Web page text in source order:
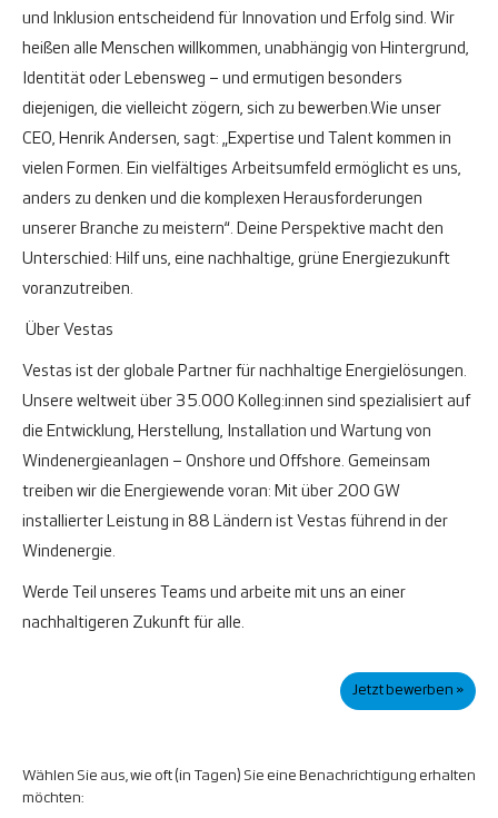
und Inklusion entscheidend für Innovation und Erfolg sind. Wir
heißen alle Menschen willkommen, unabhängig von Hintergrund,
Identität oder Lebensweg – und ermutigen besonders
diejenigen, die vielleicht zögern, sich zu bewerben.Wie unser
CEO, Henrik Andersen, sagt: „Expertise und Talent kommen in
vielen Formen. Ein vielfältiges Arbeitsumfeld ermöglicht es uns,
anders zu denken und die komplexen Herausforderungen
unserer Branche zu meistern“. Deine Perspektive macht den
Unterschied: Hilf uns, eine nachhaltige, grüne Energiezukunft
voranzutreiben.
Über Vestas
Vestas ist der globale Partner für nachhaltige Energielösungen.
Unsere weltweit über 35.000 Kolleg:innen sind spezialisiert auf
die Entwicklung, Herstellung, Installation und Wartung von
Windenergieanlagen – Onshore und Offshore. Gemeinsam
treiben wir die Energiewende voran: Mit über 200 GW
installierter Leistung in 88 Ländern ist Vestas führend in der
Windenergie.
Werde Teil unseres Teams und arbeite mit uns an einer
nachhaltigeren Zukunft für alle.
Jetzt bewerben »
Wählen Sie aus, wie oft (in Tagen) Sie eine Benachrichtigung erhalten
möchten: